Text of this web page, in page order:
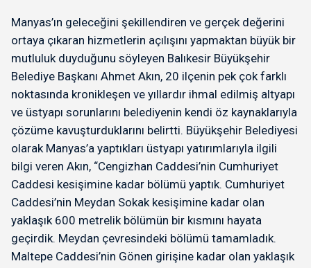
Manyas’ın geleceğini şekillendiren ve gerçek değerini
ortaya çıkaran hizmetlerin açılışını yapmaktan büyük bir
mutluluk duyduğunu söyleyen Balıkesir Büyükşehir
Belediye Başkanı Ahmet Akın, 20 ilçenin pek çok farklı
noktasında kronikleşen ve yıllardır ihmal edilmiş altyapı
ve üstyapı sorunlarını belediyenin kendi öz kaynaklarıyla
çözüme kavuşturduklarını belirtti. Büyükşehir Belediyesi
olarak Manyas’a yaptıkları üstyapı yatırımlarıyla ilgili
bilgi veren Akın, “Cengizhan Caddesi’nin Cumhuriyet
Caddesi kesişimine kadar bölümü yaptık. Cumhuriyet
Caddesi’nin Meydan Sokak kesişimine kadar olan
yaklaşık 600 metrelik bölümün bir kısmını hayata
geçirdik. Meydan çevresindeki bölümü tamamladık.
Maltepe Caddesi’nin Gönen girişine kadar olan yaklaşık